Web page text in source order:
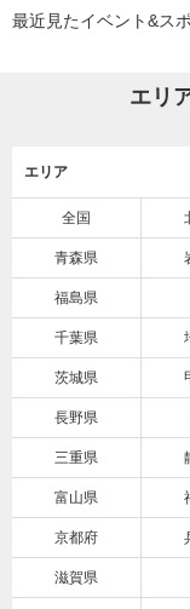
最近見たイベント&ス
エリ
エリア
全国
青森県
福島県
千葉県
茨城県
長野県
三重県
富山県
京都府
滋賀県